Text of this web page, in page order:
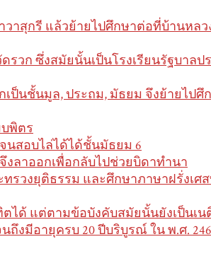
าสุกรี แล้วย้ายไปศึกษาต่อที่บ้านหล
วก ซึ่งสมัยนั้นเป็นโรงเรียนรัฐบาลป
ป็นชั้นมูล, ประถม, มัธยม จึงย้ายไปศึ
พิตร
นสอบไล่ได้ได้ชั้นมัธยม 6
งลาออกเพื่อกลับไปช่วยบิดาทำนา
ทรวงยุติธรรม และศึกษาภาษาฝรั่งเ
ได้ แต่ตามข้อบังคับสมัยนั้นยังเป็นเ
งมีอายุครบ 20 ปีบริบูรณ์ ใน พ.ศ.